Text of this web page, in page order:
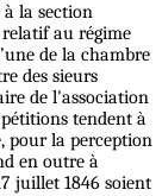
à la section
au régime
de la chambre
des sieurs
de l'association
tendent à
pour la perception
en outre à
juillet 1846 soient